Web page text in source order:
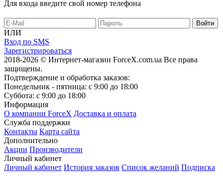
Для входа введите свой номер телефона
ИЛИ
Вход по SMS
Зарегистрироваться
2018-2026 © Интернет-магазин ForceX.com.ua Все права
защищены.
Подтверждение и обработка заказов:
Понедельник - пятница: с 9:00 до 18:00
Суббота: с 9:00 до 18:00
Информация
О компании ForceX Доставка и оплата
Служба поддержки
Контакты Карта сайта
Дополнительно
Акции Производители
Личный кабинет
Личный кабинет История заказов Список желаний Подписка